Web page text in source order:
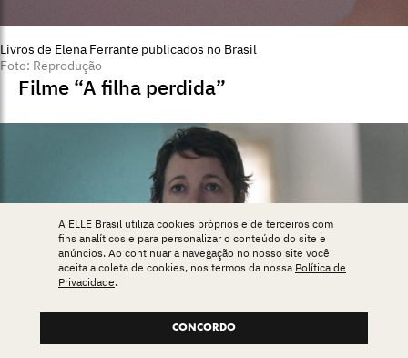
Livros de Elena Ferrante publicados no Brasil
Foto: Reprodução
Filme “A filha perdida”
A ELLE Brasil utiliza cookies próprios e de terceiros com
fins analíticos e para personalizar o conteúdo do site e
anúncios. Ao continuar a navegação no nosso site você
aceita a coleta de cookies, nos termos da nossa Política de
Privacidade.
CONCORDO